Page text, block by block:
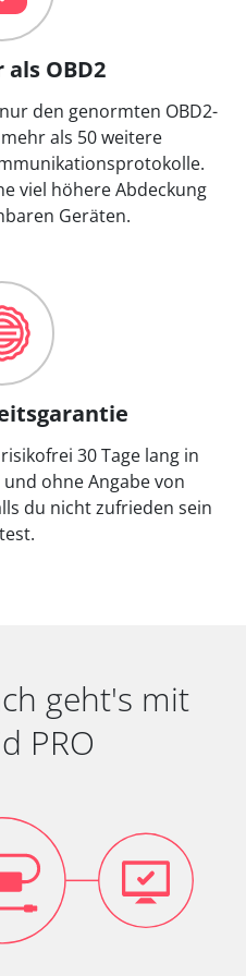
OBD2
den genormten OBD2-
als 50 weitere
viel höhere Abdeckung
Geräten.
30 Tage lang in
ohne Angabe von
du nicht zufrieden sein
geht's mit
PRO